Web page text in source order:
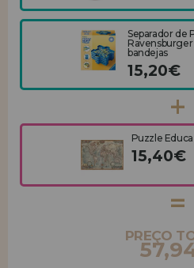
Separador de
bandejas
15,20€
Puzzle Educa
15,40€
PREÇO